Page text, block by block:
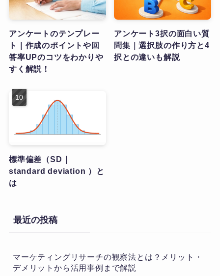
アンケートのテンプレー
ト｜作成のポイントや回
答率UPのコツをわかりや
すく解説！
アンケート3択の面白い質
問集｜選択肢の作り方と4
択との違いも解説
標準偏差（SD｜
standard deviation ）と
は
最近の投稿
マーケティングリサーチの観察法とは？メリット・
デメリットから活用事例まで解説